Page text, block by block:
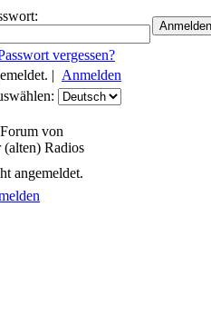
vergessen?
| Anmelden
von
(alten) Radios
angemeldet.